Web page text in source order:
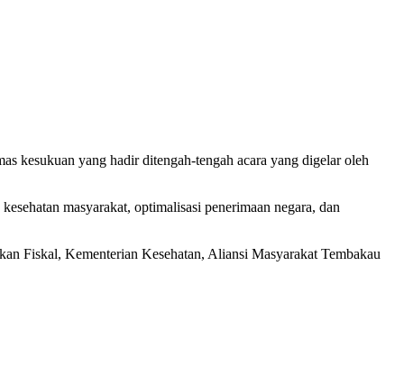
kesukuan yang hadir ditengah-tengah acara yang digelar oleh
masyarakat, optimalisasi penerimaan negara, dan
Fiskal, Kementerian Kesehatan, Aliansi Masyarakat Tembakau